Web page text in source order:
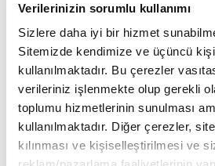
Verilerinizin sorumlu kullanımı
Sizlere daha iyi bir hizmet
Sitemizde kendimize ve üçüncü
kullanılmaktadır. Bu çerezler
verileriniz işlenmekte olup gerekli
toplumu hizmetlerinin sunulması
kullanılmaktadır. Diğer çerezler,
kılınması ve kişiselleştirilmesi ve